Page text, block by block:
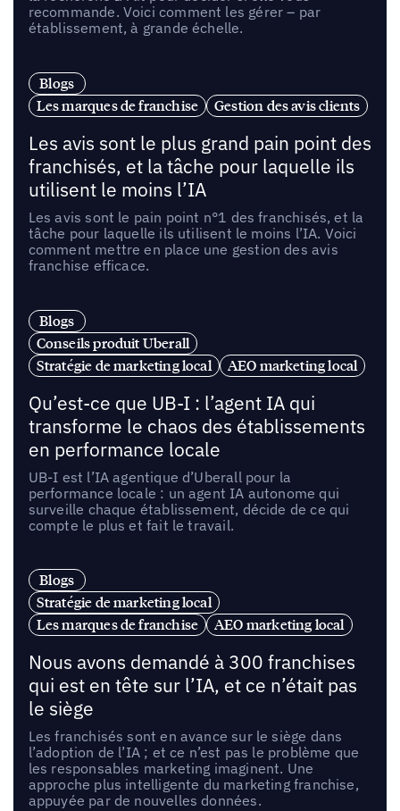
recommande. Voici comment les gérer – par
établissement, à grande échelle.
Blogs
Les marques de franchise
Gestion des avis clients
Les avis sont le plus grand pain point des
franchisés, et la tâche pour laquelle ils
utilisent le moins l’IA
Les avis sont le pain point n°1 des franchisés, et la
tâche pour laquelle ils utilisent le moins l’IA. Voici
comment mettre en place une gestion des avis
franchise efficace.
Blogs
Conseils produit Uberall
Stratégie de marketing local
AEO marketing local
Qu’est-ce que UB-I : l’agent IA qui
transforme le chaos des établissements
en performance locale
UB-I est l’IA agentique d’Uberall pour la
performance locale : un agent IA autonome qui
surveille chaque établissement, décide de ce qui
compte le plus et fait le travail.
Blogs
Stratégie de marketing local
Les marques de franchise
AEO marketing local
Nous avons demandé à 300 franchises
qui est en tête sur l’IA, et ce n’était pas
le siège
Les franchisés sont en avance sur le siège dans
l’adoption de l’IA ; et ce n’est pas le problème que
les responsables marketing imaginent. Une
approche plus intelligente du marketing franchise,
appuyée par de nouvelles données.